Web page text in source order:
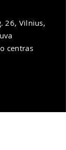
26, Vilnius,
centras